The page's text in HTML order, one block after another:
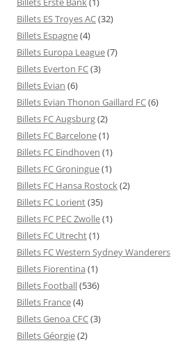
Billets ES Troyes AC(32)
Billets Espagne(4)
Billets Europa League(7)
Billets Everton FC(3)
Billets Evian (6)
Billets Evian Thonon Gaillard FC(6)
Billets FC Augsburg(2)
Billets FC Barcelone(1)
Billets FC Eindhoven (1)
Billets FC Groningue(1)
Billets FC Hansa Rostock(2)
Billets FC Lorient(35)
Billets FC PEC Zwolle(1)
Billets FC Utrecht(1)
Billets FC Western Sydney Wanderers
Billets Fiorentina (1)
Billets Football(536)
Billets France(4)
Billets Genoa CFC(3)
Billets Géorgie(2)